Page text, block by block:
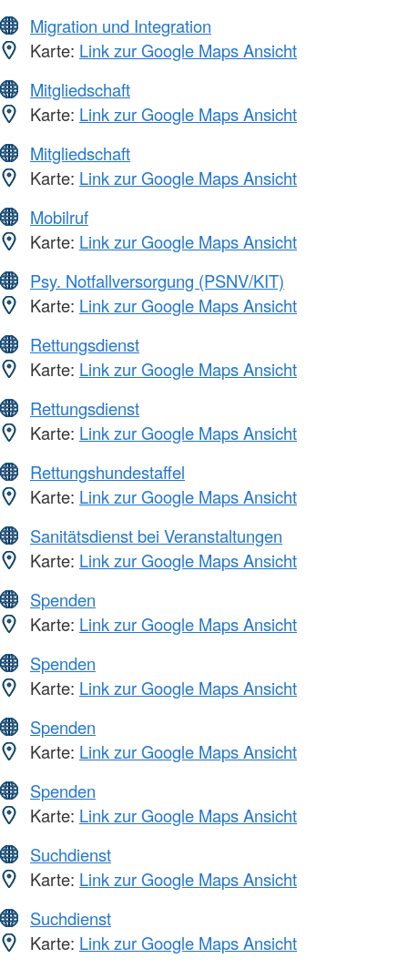
Migration und Integration
Karte: Link zur Google Maps Ansicht
Mitgliedschaft
Karte: Link zur Google Maps Ansicht
Mitgliedschaft
Karte: Link zur Google Maps Ansicht
Mobilruf
Karte: Link zur Google Maps Ansicht
Psy. Notfallversorgung (PSNV/KIT)
Karte: Link zur Google Maps Ansicht
Rettungsdienst
Karte: Link zur Google Maps Ansicht
Rettungsdienst
Karte: Link zur Google Maps Ansicht
Rettungshundestaffel
Karte: Link zur Google Maps Ansicht
Sanitätsdienst bei Veranstaltungen
Karte: Link zur Google Maps Ansicht
Spenden
Karte: Link zur Google Maps Ansicht
Spenden
Karte: Link zur Google Maps Ansicht
Spenden
Karte: Link zur Google Maps Ansicht
Spenden
Karte: Link zur Google Maps Ansicht
Suchdienst
Karte: Link zur Google Maps Ansicht
Suchdienst
Karte: Link zur Google Maps Ansicht